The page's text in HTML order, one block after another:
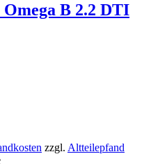
B 2.2 DTI
zzgl. Altteilepfand